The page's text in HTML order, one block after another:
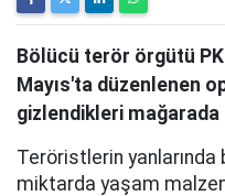
Bölücü terör örgütü
Mayıs'ta düzenlenen
gizlendikleri
Teröristlerin
miktarda yaşam